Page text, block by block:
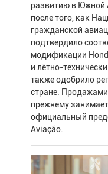
развитию в Южной
после того, как
гражданской
подтвердило
модификации
и лётно-
также одобрило
стране.
прежнему
официальный
Aviação.